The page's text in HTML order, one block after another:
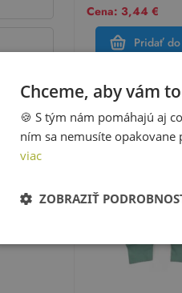
Cena: 3,44 €
Pridať
Chceme, aby vám
🍪 S tým nám pomáhajú aj
ním sa nemusíte
viac
ZOBRAZIŤ